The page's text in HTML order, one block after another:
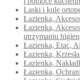
Laski i kule
Łazienka,
Łazienka,
utrzymaniu
Łazienka, Etac,
Łazienka,
Łazienka,
Łazienka,